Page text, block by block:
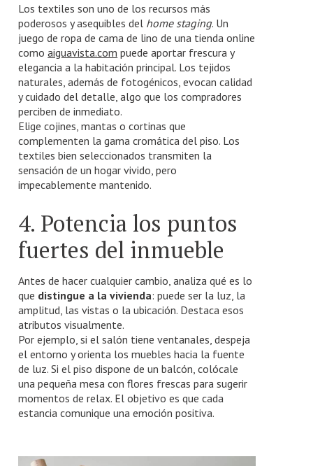
Los textiles son uno de los recursos más
poderosos y asequibles del home staging. Un
juego de ropa de cama de lino de una tienda online
comoaiguavista.com puede aportar frescura y
elegancia a la habitación principal. Los tejidos
naturales, además de fotogénicos, evocan calidad
y cuidado del detalle, algo que los compradores
perciben de inmediato.
Elige cojines, mantas o cortinas que
complementen la gama cromática del piso. Los
textiles bien seleccionados transmiten la
sensación de un hogar vivido, pero
impecablemente mantenido.
4. Potencia los puntos
fuertes del inmueble
Antes de hacer cualquier cambio, analiza qué es lo
que distingue a la vivienda: puede ser la luz, la
amplitud, las vistas o la ubicación. Destaca esos
atributos visualmente.
Por ejemplo, si el salón tiene ventanales, despeja
el entorno y orienta los muebles hacia la fuente
de luz. Si el piso dispone de un balcón, colócale
una pequeña mesa con flores frescas para sugerir
momentos de relax. El objetivo es que cada
estancia comunique una emoción positiva.